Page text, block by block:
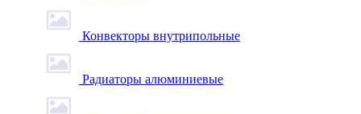
Конвекторы внутрипольные
Радиаторы алюминиевые